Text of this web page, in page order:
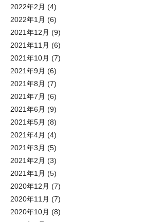
2022年2月 (4)
2022年1月 (6)
2021年12月 (9)
2021年11月 (6)
2021年10月 (7)
2021年9月 (6)
2021年8月 (7)
2021年7月 (6)
2021年6月 (9)
2021年5月 (8)
2021年4月 (4)
2021年3月 (5)
2021年2月 (3)
2021年1月 (5)
2020年12月 (7)
2020年11月 (7)
2020年10月 (8)